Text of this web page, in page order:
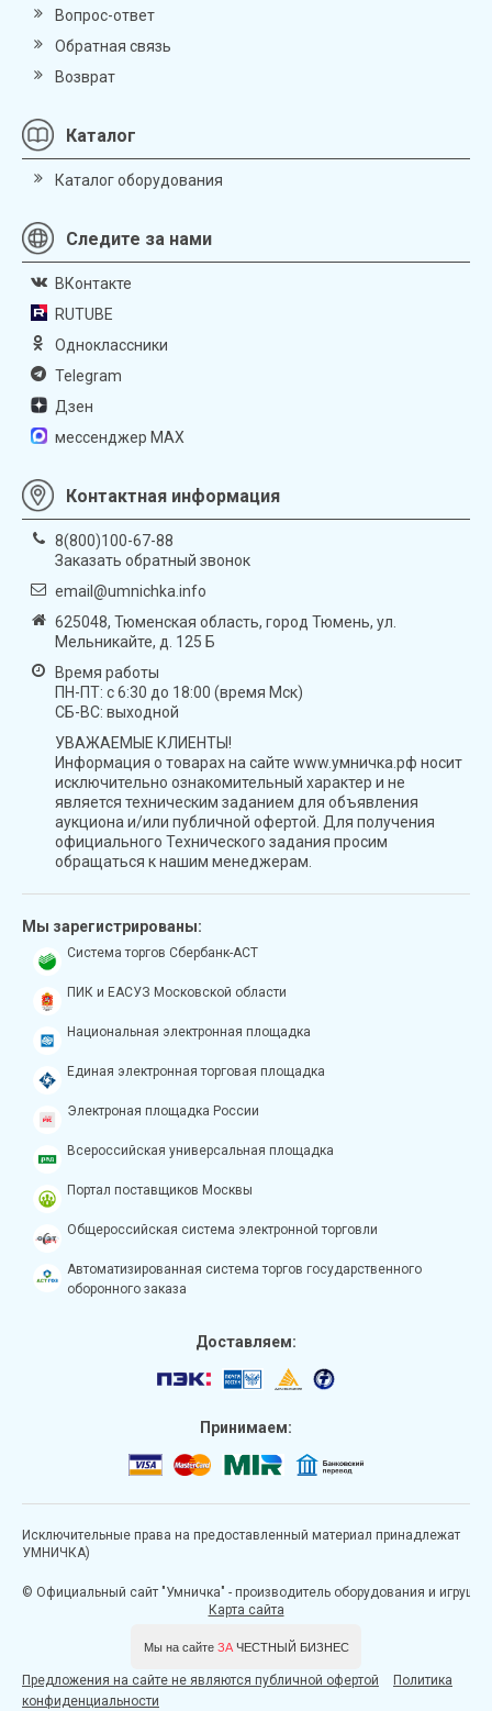
Вопрос-ответ
Обратная связь
Возврат
Каталог
Каталог оборудования
Следите за нами
ВКонтакте
RUTUBE
Одноклассники
Telegram
Дзен
мессенджер MAX
Контактная информация
8(800)100-67-88
Заказать обратный звонок
email@umnichka.info
625048, Тюменская область, город Тюмень, ул.
Мельникайте, д. 125 Б
Время работы
ПН-ПТ: с 6:30 до 18:00 (время Мск)
СБ-ВС: выходной
УВАЖАЕМЫЕ КЛИЕНТЫ!
Информация о товарах на сайте www.умничка.рф носит
исключительно ознакомительный характер и не
является техническим заданием для объявления
аукциона и/или публичной офертой. Для получения
официального Технического задания просим
обращаться к нашим менеджерам.
Мы зарегистрированы:
Система торгов Сбербанк-АСТ
ПИК и ЕАСУЗ Московской области
Национальная электронная площадка
Единая электронная торговая площадка
Электроная площадка России
Всероссийская универсальная площадка
Портал поставщиков Москвы
Общероссийская система электронной торговли
Автоматизированная система торгов государственного
оборонного заказа
Доставляем:
Принимаем:
Исключительные права на предоставленный материал принадлежат
УМНИЧКА)
© Официальный сайт "Умничка" - производитель оборудования и
Карта сайта
Мы на сайте ЗАЧЕСТНЫЙ БИЗНЕС
Предложения на сайте не являются публичной офертой
Политика
конфиденциальности